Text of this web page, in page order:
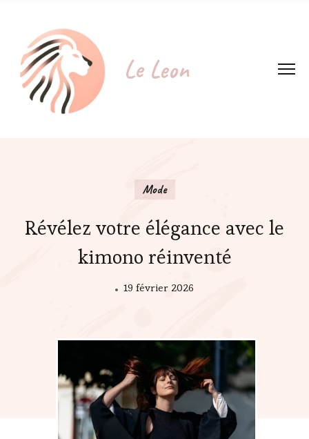
Le Leon
Mode
Révélez votre élégance avec le
kimono réinventé
19 février 2026